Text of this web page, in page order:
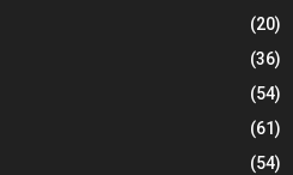
(20)
(36)
(54)
(61)
(54)